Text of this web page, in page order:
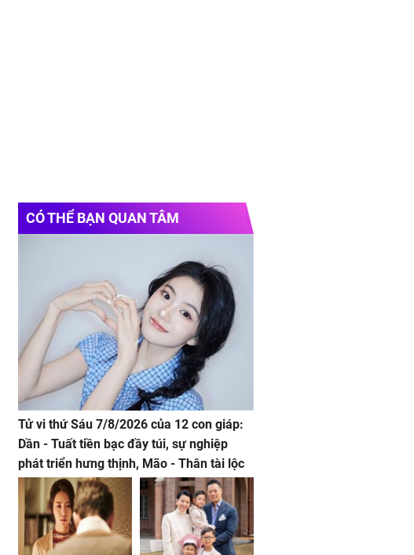
CÓ THỂ BẠN QUAN TÂM
Tử vi thứ Sáu 7/8/2026 của 12 con giáp:
Dần - Tuất tiền bạc đầy túi, sự nghiệp
phát triển hưng thịnh, Mão - Thân tài lộc
ảm đạm, mọi sự khó thành công mỹ mãn